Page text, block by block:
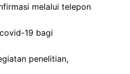
melalui telepon
19 bagi
penelitian,